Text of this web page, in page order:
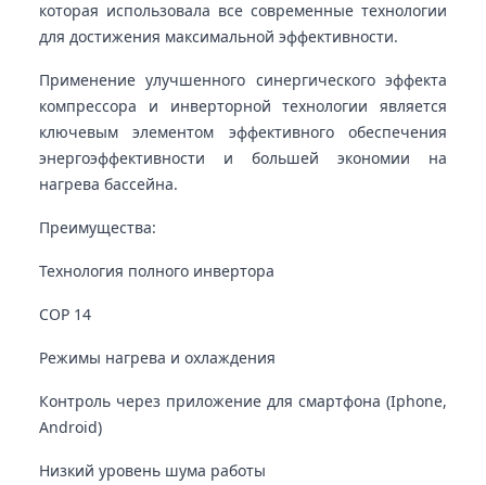
которая использовала все современные технологии
для достижения максимальной эффективности.
Применение улучшенного синергического эффекта
компрессора и инверторной технологии является
ключевым элементом эффективного обеспечения
энергоэффективности и большей экономии на
нагрева бассейна.
Преимущества:
Технология полного инвертора
COP 14
Режимы нагрева и охлаждения
Контроль через приложение для смартфона (Iphone,
Android)
Низкий уровень шума работы